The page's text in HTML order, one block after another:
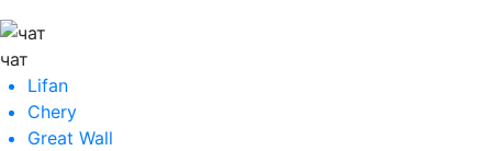
чат
Lifan
Chery
Great Wall